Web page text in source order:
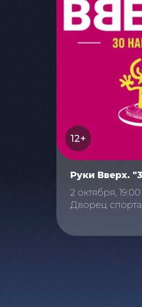
12+
Руки Вверх.
2 октября, 19:00
Дворец